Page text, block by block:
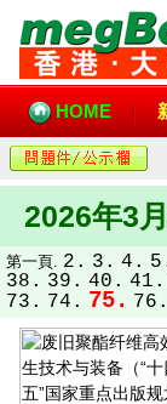
HOME
2026年3
第一頁. 2. 3. 4.
38. 39. 40. 41.
73. 74. 75. 76.